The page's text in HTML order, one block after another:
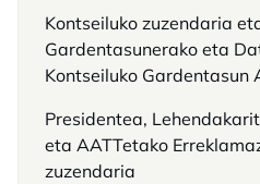
Kontseiluko zuzendaria
Gardentasunerako eta
Kontseiluko Gardentasun
Presidentea,
eta AATTetako
zuzendaria